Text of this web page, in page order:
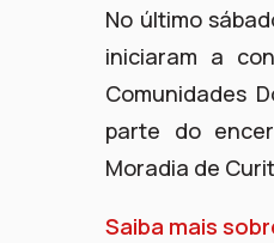
No último
iniciaram a
Comunidades
parte do
Moradia de
Saiba mais